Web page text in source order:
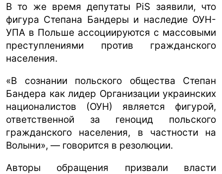
В то же время депутаты PiS заявили, что
фигура Степана Бандеры и наследие ОУН-
УПА в Польше ассоциируются с массовыми
преступлениями против гражданского
населения.
«В сознании польского общества Степан
Бандера как лидер Организации украинских
националистов (ОУН) является фигурой,
ответственной за геноцид польского
гражданского населения, в частности на
Волыни», — говорится в резолюции.
Авторы обращения призвали власти